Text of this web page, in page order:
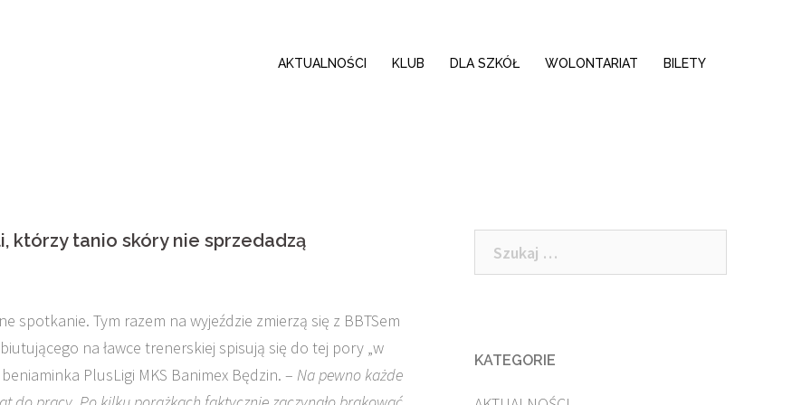
AKTUALNOŚCI KLUB DLA SZKÓŁ WOLONTARIAT BILETY
którzy tanio skóry nie sprzedadzą
spotkanie. Tym razem na wyjeździe zmierzą się z BBTSem
na ławce trenerskiej spisują się do tej pory „w
PlusLigi MKS Banimex Będzin. – Na pewno każde
Szukaj:
KATEGORIE